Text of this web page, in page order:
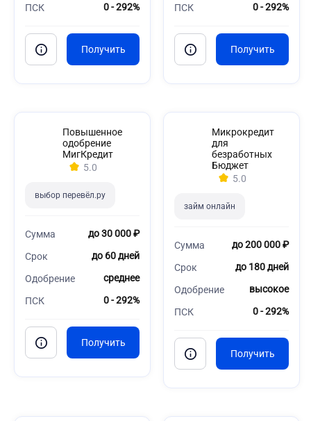
ПСК 0 - 292% ПСК 0 - 292%
Повышенное
одобрение
МигКредит
5.0
выбор перевёл.ру
Сумма до 30 000 ₽
Срок до 60 дней
Одобрение среднее
ПСК 0 - 292%
Микрокредит
для
безработных
Бюджет
5.0
займ онлайн
Сумма до 200 000 ₽
Срок до 180 дней
Одобрение высокое
ПСК 0 - 292%